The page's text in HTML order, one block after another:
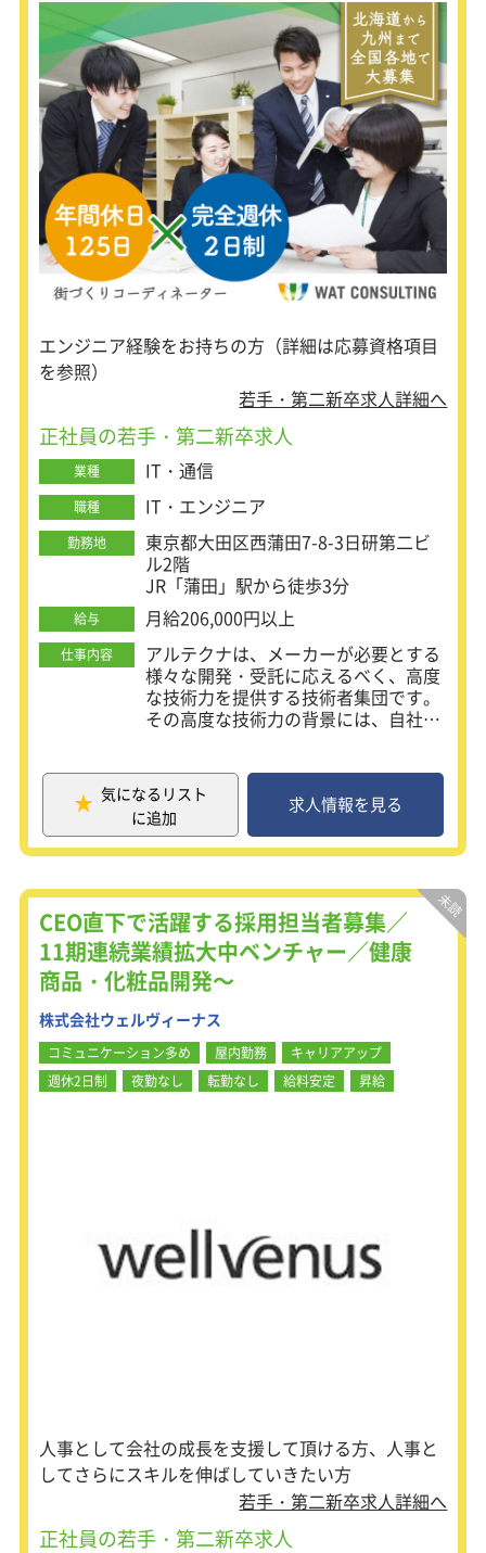
す。
＜法人営業＞
人材要件定義
選考フォロー
採用コンサルティング
＜キャリアアドバイザー＞
求職者志向の確認
キャリアプランの確認
求人の紹介
選考フォロー
エンジニア経験をお持ちの方（詳細は応募資格項目
を参照）
若手・第二新卒求人詳細へ
正社員の若手・第二新卒求人
業種 IT・通信
職種 IT・エンジニア
勤務地
東京都大田区西蒲田7-8-3日研第二ビ
ル2階
JR「蒲田」駅から徒歩3分
給与 月給206,000円以上
仕事内容
アルテクナは、メーカーが必要とする
様々な開発・受託に応えるべく、高度
な技術力を提供する技術者集団です。
その高度な技術力の背景には、自社ブ
などのノウハウが積み重なっておりま
す。またアルテクナは独自の教育シス
テムを確立しておりそのシステムから
多くの技術者を育て、輸送機器をはじ
子機器などの機械関係から電気･電
子、そしてソフトウェア開発といった
広範囲の技術提供で企業をサポートし
ています。また、２つの業務遂行形態
（受注・派遣）によって｢必要な時
に、必要な技術・技術者を提供する｣
という効率の良いアウトソーシングを
実現しています。
大手メーカーの長期的なリレーション
＜機械設計エンジニアの仕事内容＞
エンジニアとして、遊戯機、OA機器、
遊戯機器、家電製品、通信機器等の回
路設計業務をお任せします。メカ・ ソ
フトエンジニアと連携しながら、設
計・開発、試作、量産立ち上げまで進
外注のコントロールも発生します。案
気になるリスト
に追加
求人情報を見る
CEO直下で活躍する採用担当者募集／
11期連続業績拡大中ベンチャー／健康
商品・化粧品開発～
株式会社ウェルヴィーナス
コミュニケーション多め 屋内勤務
キャリアアップ
週休2日制
夜勤なし 転勤なし 給料安定 昇給
人事として会社の成長を支援して頂ける方、人事と
してさらにスキルを伸ばしていきたい方
若手・第二新卒求人詳細へ
正社員の若手・第二新卒求人